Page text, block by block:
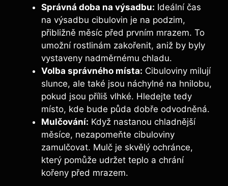
Správná doba na výsadbu: Ideální čas
na výsadbu cibulovin je na podzim,
přibližně měsíc před prvním mrazem. To
umožní rostlinám zakořenit, aniž by byly
vystaveny nadměrnému chladu.
Volba správného místa: Cibuloviny milují
slunce, ale také jsou náchylné na hnilobu,
pokud jsou příliš vlhké. Hledejte tedy
místo, kde bude půda dobře odvodněná.
Mulčování: Když nastanou chladnější
měsíce, nezapomeňte cibuloviny
zamulčovat. Mulč je skvělý ochránce,
který pomůže udržet teplo a chrání
kořeny před mrazem.